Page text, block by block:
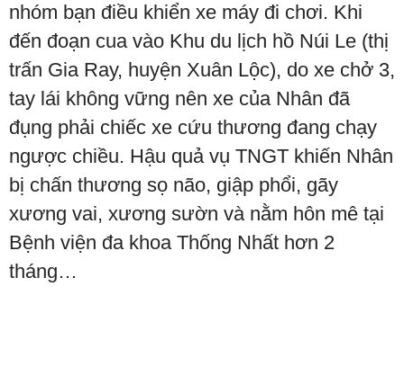
nhóm bạn điều khiển xe máy đi chơi. Khi
đến đoạn cua vào Khu du lịch hồ Núi Le (thị
trấn Gia Ray, huyện Xuân Lộc), do xe chở 3,
tay lái không vững nên xe của Nhân đã
đụng phải chiếc xe cứu thương đang chạy
ngược chiều. Hậu quả vụ TNGT khiến Nhân
bị chấn thương sọ não, giập phổi, gãy
xương vai, xương sườn và nằm hôn mê tại
Bệnh viện đa khoa Thống Nhất hơn 2
tháng…